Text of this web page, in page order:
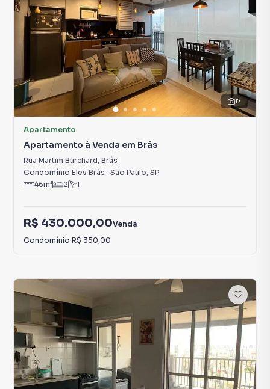
17
Apartamento
Apartamento à Venda em Brás
Rua Martim Burchard, Brás
Condomínio Elev Bràs · São Paulo, SP
46m² 2 1
R$ 430.000,00Venda
Condomínio R$ 350,00